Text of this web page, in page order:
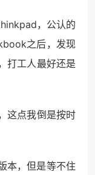
，公认的
之后，发现
打工人最好还是
这点我倒是按时
本，但是等不住